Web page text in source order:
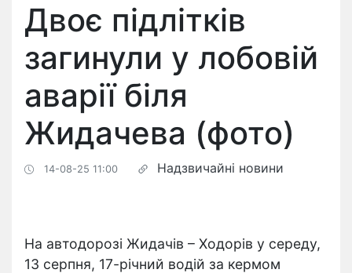
Двоє підлітків
загинули у лобовій
аварії біля
Жидачева (фото)
14-08-25 11:00 Надзвичайні новини
На автодорозі Жидачів – Ходорів у середу,
13 серпня, 17-річний водій за кермом